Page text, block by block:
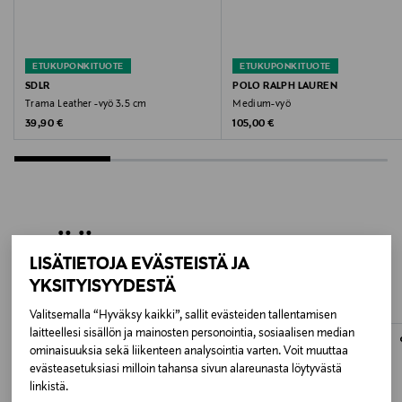
LISÄTIETOJA EVÄSTEISTÄ JA
YKSITYISYYDESTÄ
Valitsemalla “Hyväksy kaikki”, sallit evästeiden tallentamisen
laitteellesi sisällön ja mainosten personointia, sosiaalisen median
ominaisuuksia sekä liikenteen analysointia varten. Voit muuttaa
evästeasetuksiasi milloin tahansa sivun alareunasta löytyvästä
linkistä.
Valmistajan osoite
Saddler Scandinavia AB, Kabelgatan 14 SE-434 37,
Kungsbacka, Sweden
Avainsanat
vyö, nahkavyö, miesten vyö, asuste, SDLR
ETUKUPONKITUOTE
SDLR
Trama Leather -vyö 3.5 cm
Original Price
39,90 €
ETUKUPONKITUOTE
POLO RALPH LAUREN
Medium-vyö
Original Price
105,00 €
LISÄÄ KIINNOSTAVIA
TUOTTEITA